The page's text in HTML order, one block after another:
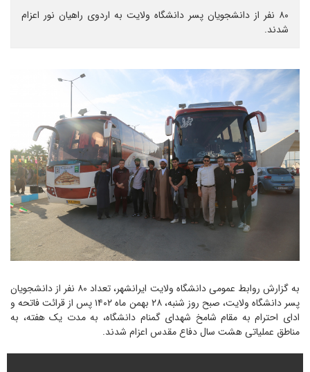
۸۰ نفر از دانشجویان پسر دانشگاه ولایت به اردوی راهیان نور اعزام
شدند.
به گزارش روابط عمومی دانشگاه ولایت ایرانشهر، تعداد ۸۰ نفر از دانشجویان
پسر دانشگاه ولایت، صبح روز شنبه، ۲۸ بهمن ماه ۱۴۰۲ پس از قرائت فاتحه و
ادای احترام به مقام شامخ شهدای گمنام دانشگاه، به مدت یک هفته، به
مناطق عملیاتی هشت سال دفاع مقدس اعزام شدند.